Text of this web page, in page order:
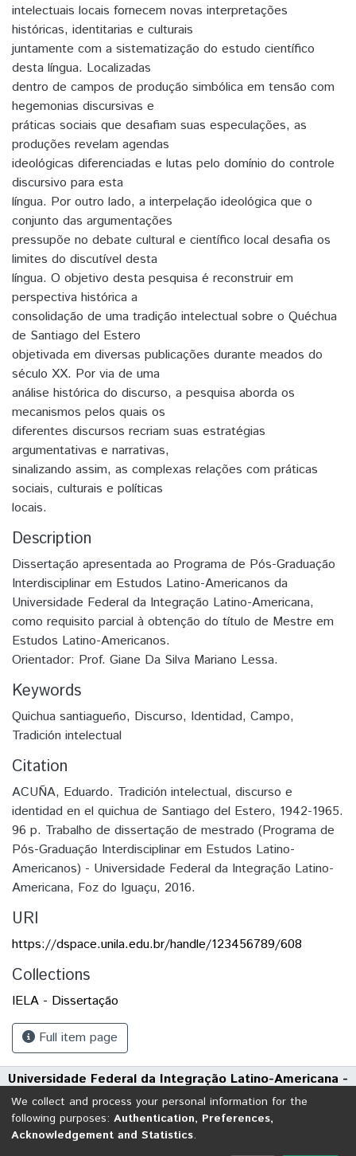
intelectuais locais fornecem novas interpretações
históricas, identitarias e culturais
juntamente com a sistematização do estudo científico
desta língua. Localizadas
dentro de campos de produção simbólica em tensão com
hegemonias discursivas e
práticas sociais que desafiam suas especulações, as
produções revelam agendas
ideológicas diferenciadas e lutas pelo domínio do controle
discursivo para esta
língua. Por outro lado, a interpelação ideológica que o
conjunto das argumentações
pressupõe no debate cultural e científico local desafia os
limites do discutível desta
língua. O objetivo desta pesquisa é reconstruir em
perspectiva histórica a
consolidação de uma tradição intelectual sobre o Quéchua
de Santiago del Estero
objetivada em diversas publicações durante meados do
século XX. Por via de uma
análise histórica do discurso, a pesquisa aborda os
mecanismos pelos quais os
diferentes discursos recriam suas estratégias
argumentativas e narrativas,
sinalizando assim, as complexas relações com práticas
sociais, culturais e políticas
locais.
Description
Dissertação apresentada ao Programa de Pós-Graduação
Interdisciplinar em Estudos Latino-Americanos da
Universidade Federal da Integração Latino-Americana,
como requisito parcial à obtenção do título de Mestre em
Estudos Latino-Americanos.
Orientador: Prof. Giane Da Silva Mariano Lessa.
Keywords
Quichua santiagueño, Discurso, Identidad, Campo,
Tradición intelectual
Citation
ACUÑA, Eduardo. Tradición intelectual, discurso e
identidad en el quichua de Santiago del Estero, 1942-1965.
96 p. Trabalho de dissertação de mestrado (Programa de
Pós-Graduação Interdisciplinar em Estudos Latino-
Americanos) - Universidade Federal da Integração Latino-
Americana, Foz do Iguaçu, 2016.
URI
https://dspace.unila.edu.br/handle/123456789/608
Collections
IELA - Dissertação
Full item page
Universidade Federal da Integração Latino-Americana -
UNILA
Avenida Tarquínio Joslin dos Santos, 1000 - Polo Universitário
CEP: 85870-650 | Foz do Iguaçu - Paraná
We collect and process your personal information for the
following purposes: Authentication, Preferences,
Acknowledgement and Statistics.